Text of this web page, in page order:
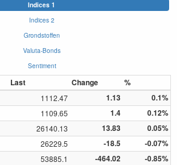
Indices 1
Indices 2
Grondstoffen
Valuta-Bonds
Sentiment
Last Change
%
1112.47 1.13
0.1%
1109.65 1.4
0.12%
26140.13 13.83
0.05%
26229.5 -18.5
-0.07%
53885.1 -464.02
-0.85%